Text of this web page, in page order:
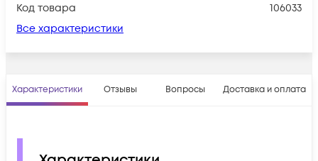
Код товара
106033
Все характеристики
Характеристики Отзывы Вопросы Доставка и оплата